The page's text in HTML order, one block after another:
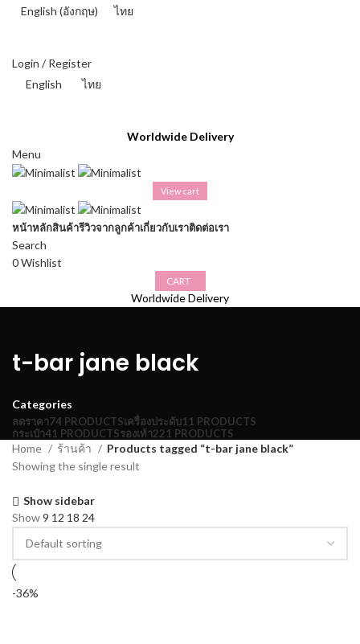
English (อังกฤษ) ไทย
Login / Register
English
ไทย
Worldwide Delivery
Menu
View cart
หน้าหลักสินค้ารีวิวจากลูกค้าเกี่ยวกับเราติดต่อเรา
Search
0Wishlist
CART
Worldwide Delivery
t-bar jane black
Categories
ลดราคา74 PRODUCTSเครื่องประดับ11 PRODUCTS
กระเป๋า41 PRODUCTSรองเท้า221 PRODUCTS
Home ร้านค้า
Products tagged “t-bar jane black”
Showing the single result
Show sidebar
Show9 12 18 24
-36%